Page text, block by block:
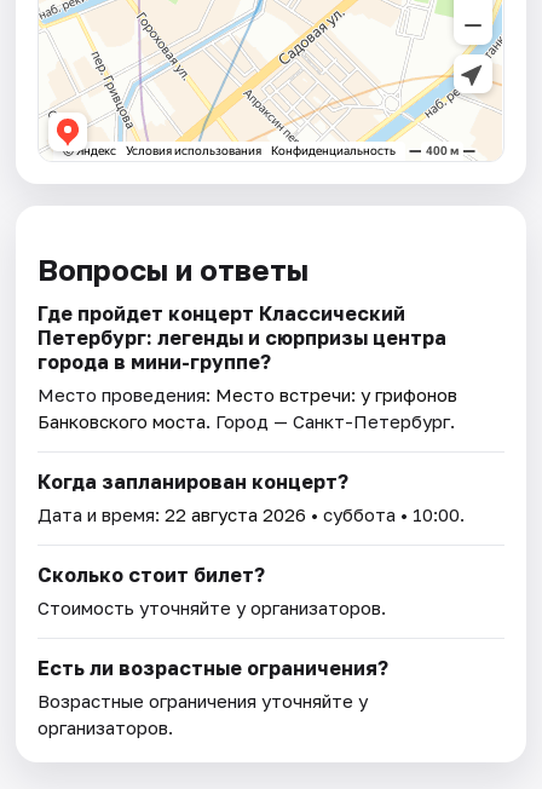
Вопросы и ответы
Где пройдет концерт Классический
Петербург: легенды и сюрпризы центра
города в мини-группе?
Место проведения: Место встречи: у грифонов
Банковского моста. Город — Санкт-Петербург.
Когда запланирован концерт?
Дата и время:22 августа 2026 • суббота • 10:00.
Сколько стоит билет?
Стоимость уточняйте у организаторов.
Есть ли возрастные ограничения?
Возрастные ограничения уточняйте у
организаторов.